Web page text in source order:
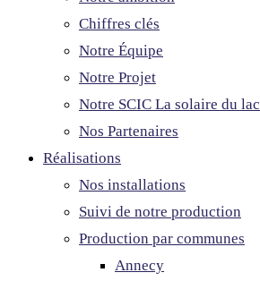
Chiffres clés
Notre Équipe
Notre Projet
Notre SCIC La solaire du lac
Nos Partenaires
Réalisations
Nos installations
Suivi de notre production
Production par communes
Annecy